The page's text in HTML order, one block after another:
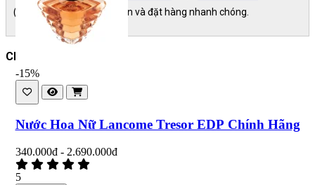
(Zalo/SMS) để được tư vấn và đặt hàng nhanh chóng.
Chân Thành Cảm Ơn.
-15%
Nước Hoa Nữ Lancome Tresor EDP Chính Hãng
340.000đ - 2.690.000đ
5